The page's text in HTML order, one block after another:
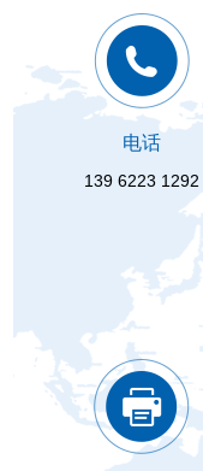
电话
139 6223 1292